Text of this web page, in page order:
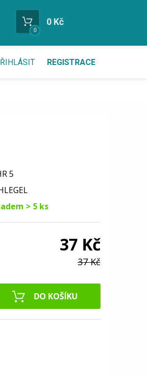
0
0 Kč
REGISTRACE
5
> 5 ks
37 Kč
37 Kč